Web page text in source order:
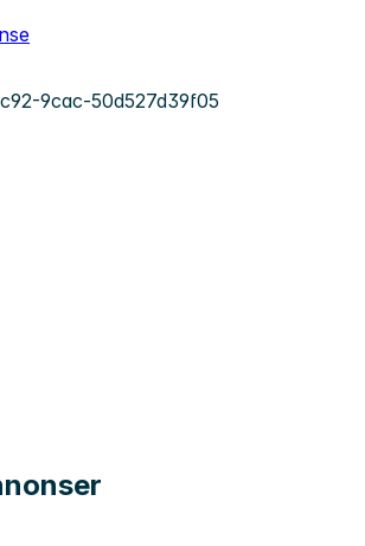
9cac-50d527d39f05